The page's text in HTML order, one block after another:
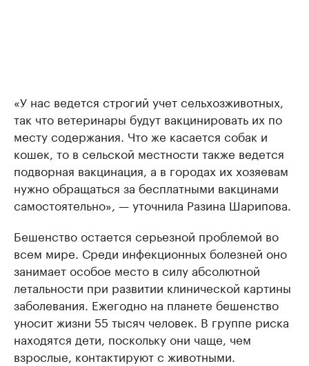
«У нас ведется строгий учет сельхозживотных,
так что ветеринары будут вакцинировать их по
месту содержания. Что же касается собак и
кошек, то в сельской местности также ведется
подворная вакцинация, а в городах их хозяевам
нужно обращаться за бесплатными вакцинами
самостоятельно», — уточнила Разина Шарипова.
Бешенство остается серьезной проблемой во
всем мире. Среди инфекционных болезней оно
занимает особое место в силу абсолютной
летальности при развитии клинической картины
заболевания. Ежегодно на планете бешенство
уносит жизни 55 тысяч человек. В группе риска
находятся дети, поскольку они чаще, чем
взрослые, контактируют с животными.